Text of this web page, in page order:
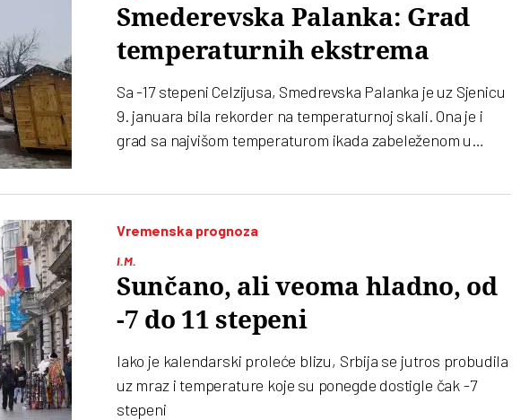
Smederevska Palanka: Grad
temperaturnih ekstrema
Sa -17 stepeni Celzijusa, Smedrevska Palanka je uz Sjenicu
9. januara bila rekorder na temperaturnoj skali. Ona je i
grad sa najvišom temperaturom ikada zabeleženom u
Vremenska prognoza
I.M.
Sunčano, ali veoma hladno, od
-7 do 11 stepeni
Iako je kalendarski proleće blizu, Srbija se jutros probudila
uz mraz i temperature koje su ponegde dostigle čak -7
stepeni